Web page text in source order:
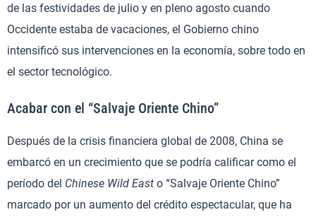
de las festividades de julio y en pleno agosto cuando
Occidente estaba de vacaciones, el Gobierno chino
intensificó sus intervenciones en la economía, sobre todo en
el sector tecnológico.
Acabar con el “Salvaje Oriente Chino”
Después de la crisis financiera global de 2008, China se
embarcó en un crecimiento que se podría calificar como el
período del Chinese Wild East o “Salvaje Oriente Chino”
marcado por un aumento del crédito espectacular, que ha